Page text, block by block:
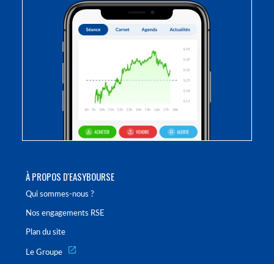
À PROPOS D'EASYBOURSE
Qui sommes-nous ?
Nos engagements RSE
Plan du site
Le Groupe